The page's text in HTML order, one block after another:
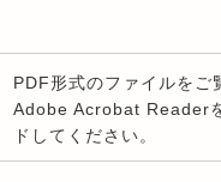
PDF形式のファイルを
Adobe Acrobat Reader
ドしてください。